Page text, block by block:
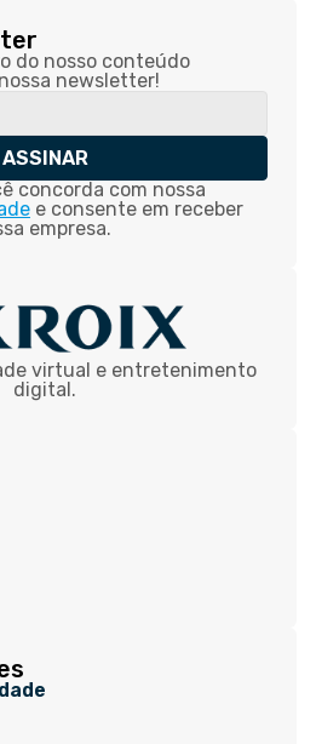
do nosso conteúdo
newsletter!
ASSINAR
concorda com nossa
e consente em receber
empresa.
virtual e entretenimento
digital.